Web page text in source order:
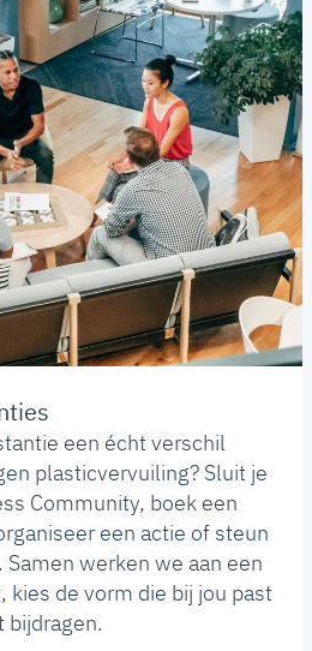
een écht verschil
plasticvervuiling? Sluit je
Community, boek een
een actie of steun
werken we aan een
de vorm die bij jou past
bijdragen.